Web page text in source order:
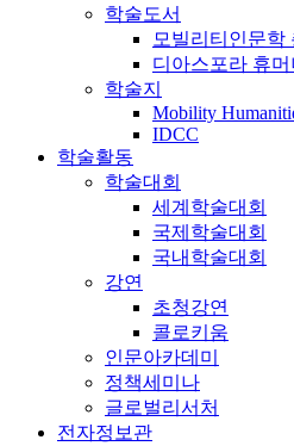
학술도서
모빌리티인문학
디아스포라 휴
학술지
Mobility
IDCC
학술활동
학술대회
세계학술대회
국제학술대회
국내학술대회
강연
초청강연
콜로키움
인문아카데미
정책세미나
글로벌리서처
전자정보관